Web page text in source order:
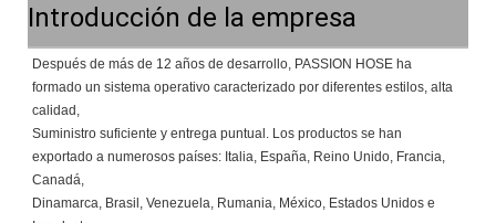
Introducción de la empresa
Después de más de 12 años de desarrollo, PASSION HOSE ha
formado un sistema operativo caracterizado por diferentes estilos, alta
calidad,
Suministro suficiente y entrega puntual. Los productos se han
exportado a numerosos países: Italia, España, Reino Unido, Francia,
Canadá,
Dinamarca, Brasil, Venezuela, Rumania, México, Estados Unidos e